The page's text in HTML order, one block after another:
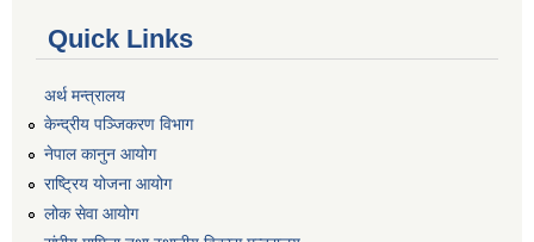
Quick Links
अर्थ मन्त्रालय
केन्द्रीय पञ्जिकरण विभाग
नेपाल कानुन आयोग
राष्ट्रिय योजना आयोग
लोक सेवा आयोग